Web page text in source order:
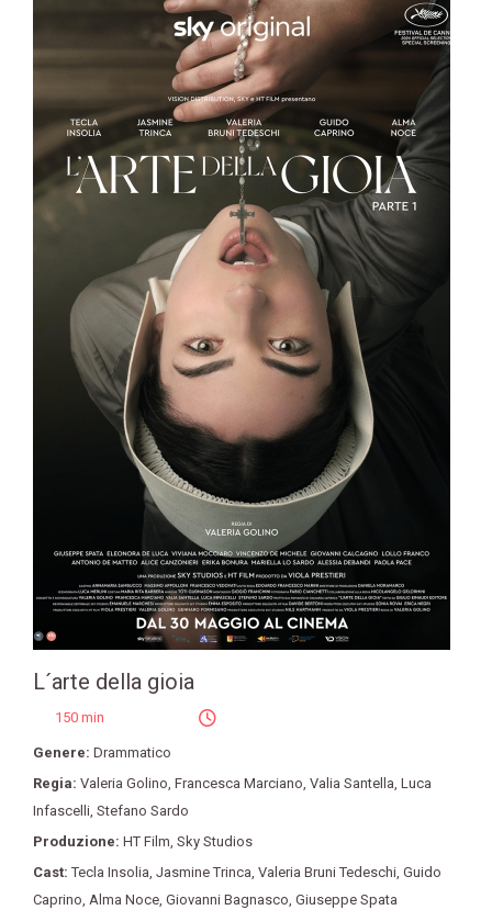
L´arte della gioia
150 min
Genere: Drammatico
Regia: Valeria Golino Francesca Marciano Valia Santella Luca
Infascelli Stefano Sardo
Produzione: HT Film Sky Studios
Cast:Tecla Insolia Jasmine Trinca Valeria Bruni Tedeschi Guido
Caprino Alma Noce Giovanni Bagnasco Giuseppe Spata